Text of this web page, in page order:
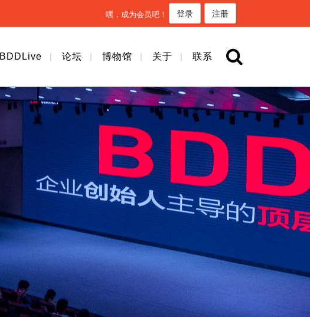
嘿，成为会员吧！ 登录 注册
BDDLive 论坛 博物馆 关于 联系